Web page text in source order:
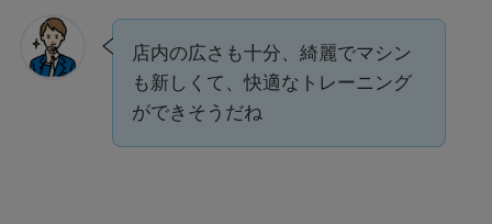
店内の広さも十分、綺麗でマシン
も新しくて、快適なトレーニング
ができそうだね